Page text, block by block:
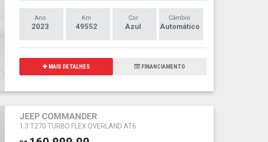
Ano
2023
Km
49552
Cor
Azul
Câmbio
Automático
MAIS DETALHES FINANCIAMENTO
JEEP COMMANDER
1.3 T270 TURBO FLEX OVERLAND AT6